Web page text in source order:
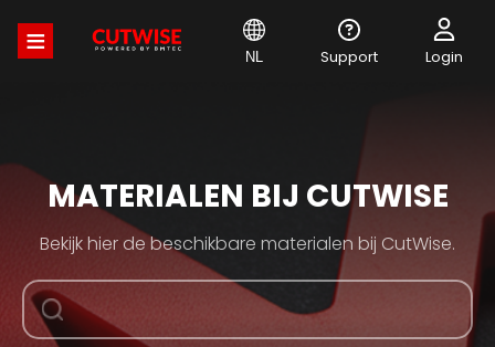
en
naar
de
NL Support Login
MATERIALEN BIJ CUTWISE
Bekijk hier de beschikbare materialen bij CutWise.